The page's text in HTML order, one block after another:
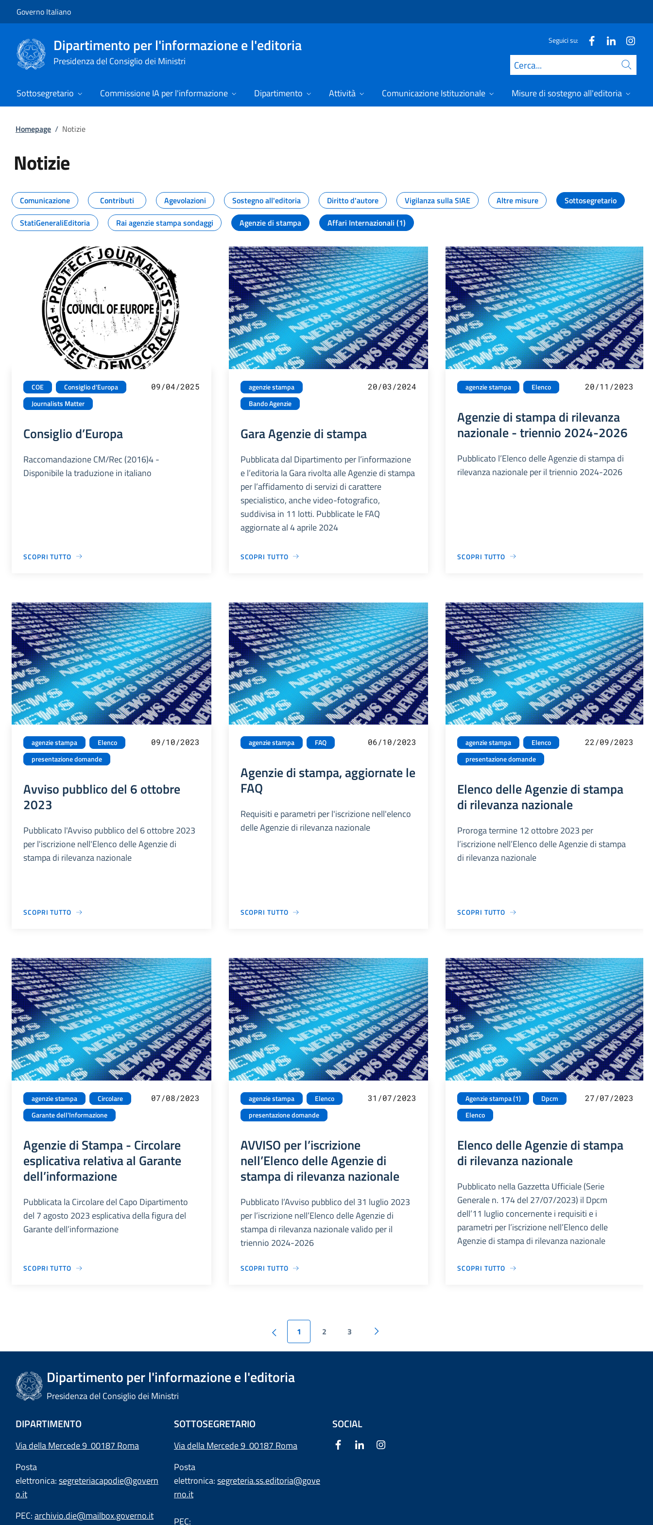
Governo Italiano
Dipartimento per l'informazione e l'editoria
Presidenza del Consiglio dei Ministri
Seguici su:
Cerca
Sottosegretario Commissione IA per l'informazione Dipartimento Attività Comunicazione Istituzionale Misure di sostegno all'editoria
Homepage / Notizie
Notizie
Tutti i contenuti della pagina Notizie
Comunicazione Contributi Agevolazioni Sostegno all'editoria Diritto d'autore Vigilanza sulla SIAE Altre misure
Sottosegretario
StatiGeneraliEditoria
Rai agenzie stampa sondaggi Agenzie di stampa Affari Internazionali (1)
COE
Consiglio d'Europa
Journalists Matter
09/04/2025
Consiglio d’Europa
Raccomandazione CM/Rec (2016)4 -
Disponibile la traduzione in italiano
SCOPRI TUTTO
agenzie stampa
Bando Agenzie
20/03/2024
Gara Agenzie di stampa
Pubblicata dal Dipartimento per l’informazione
e l’editoria la Gara rivolta alle Agenzie di stampa
per l’affidamento di servizi di carattere
specialistico, anche video-fotografico,
suddivisa in 11 lotti. Pubblicate le FAQ
aggiornate al 4 aprile 2024
SCOPRI TUTTO
agenzie stampa Elenco 20/11/2023
Agenzie di stampa di rilevanza
nazionale - triennio 2024-2026
Pubblicato l’Elenco delle Agenzie di stampa di
rilevanza nazionale per il triennio 2024-2026
SCOPRI TUTTO
agenzie stampa
Elenco
presentazione domande
09/10/2023
Avviso pubblico del 6 ottobre
2023
Pubblicato l'Avviso pubblico del 6 ottobre 2023
per l'iscrizione nell'Elenco delle Agenzie di
stampa di rilevanza nazionale
SCOPRI TUTTO
agenzie stampa FAQ 06/10/2023
Agenzie di stampa, aggiornate le
FAQ
Requisiti e parametri per l'iscrizione nell'elenco
delle Agenzie di rilevanza nazionale
SCOPRI TUTTO
agenzie stampa
Elenco
presentazione domande
22/09/2023
Elenco delle Agenzie di stampa
di rilevanza nazionale
Proroga termine 12 ottobre 2023 per
l’iscrizione nell’Elenco delle Agenzie di stampa
di rilevanza nazionale
SCOPRI TUTTO
agenzie stampa
Circolare
Garante dell'Informazione
07/08/2023
Agenzie di Stampa - Circolare
esplicativa relativa al Garante
dell’informazione
Pubblicata la Circolare del Capo Dipartimento
del 7 agosto 2023 esplicativa della figura del
Garante dell’informazione
SCOPRI TUTTO
agenzie stampa
Elenco
presentazione domande
31/07/2023
AVVISO per l’iscrizione
nell’Elenco delle Agenzie di
stampa di rilevanza nazionale
Pubblicato l’Avviso pubblico del 31 luglio 2023
per l’iscrizione nell’Elenco delle Agenzie di
stampa di rilevanza nazionale valido per il
triennio 2024-2026
SCOPRI TUTTO
Agenzie stampa (1)
Dpcm
Elenco
27/07/2023
Elenco delle Agenzie di stampa
di rilevanza nazionale
Pubblicato nella Gazzetta Ufficiale (Serie
Generale n. 174 del 27/07/2023) il Dpcm
dell’11 luglio concernente i requisiti e i
parametri per l’iscrizione nell’Elenco delle
Agenzie di stampa di rilevanza nazionale
SCOPRI TUTTO
1 2 3
Dipartimento per l'informazione e l'editoria
Presidenza del Consiglio dei Ministri
DIPARTIMENTO
Via della Mercede 9 00187 Roma
Posta
elettronica:segreteriacapodie@govern
o.it
PEC:archivio.die@mailbox.governo.it
SOTTOSEGRETARIO
Via della Mercede 9 00187 Roma
Posta
elettronica:segreteria.ss.editoria@gove
rno.it
PEC:
SOCIAL